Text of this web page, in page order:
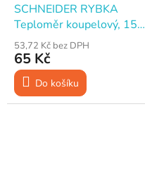
SCHNEIDER RYBKA
Teploměr koupelový, 150
x 60 mm
53,72 Kč bez DPH
65 Kč
Do košíku